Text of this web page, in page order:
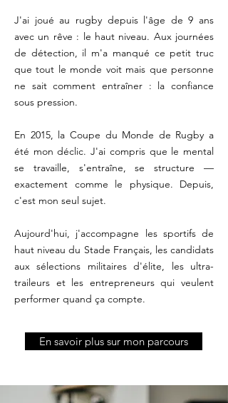
J'ai joué au rugby depuis l'âge de 9 ans
avec un rêve : le haut niveau. Aux journées
de détection, il m'a manqué ce petit truc
que tout le monde voit mais que personne
ne sait comment entraîner : la confiance
sous pression.
En 2015, la Coupe du Monde de Rugby a
été mon déclic. J'ai compris que le mental
se travaille, s'entraîne, se structure —
exactement comme le physique. Depuis,
c'est mon seul sujet.
Aujourd'hui, j'accompagne les sportifs de
haut niveau du Stade Français, les candidats
aux sélections militaires d'élite, les ultra-
traileurs et les entrepreneurs qui veulent
performer quand ça compte.
En savoir plus sur mon parcours